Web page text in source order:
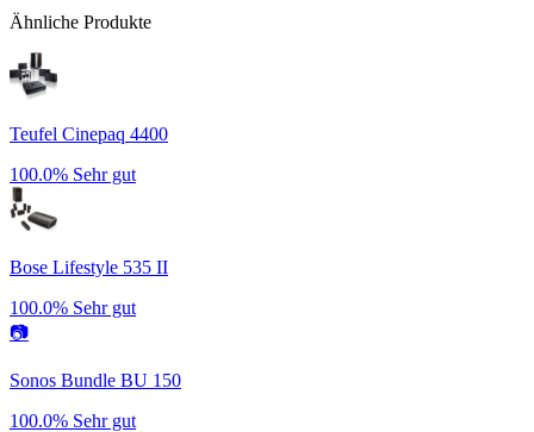
Ähnliche Produkte
Teufel Cinepaq 4400
100.0% Sehr gut
Bose Lifestyle 535 II
100.0% Sehr gut
📷
Sonos Bundle BU 150
100.0% Sehr gut